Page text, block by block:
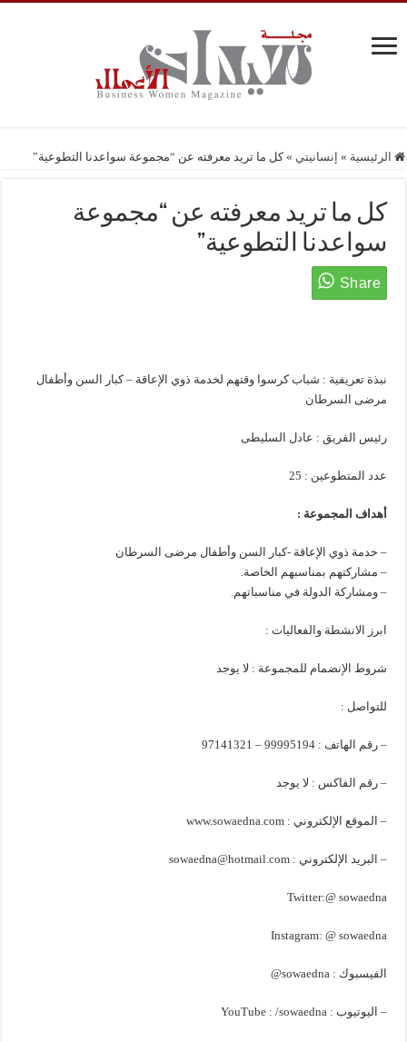
الرئيسية » إنسانيتي » كل ما تريد معرفته عن “مجموعة سواعدنا التطوعية”
كل ما تريد معرفته عن “مجموعة
سواعدنا التطوعية”
نبذة تعريفية : شباب كرسوا وقتهم لخدمة ذوي الإعاقة – كبار السن وأطفال
مرضى السرطان
رئيس الفريق : عادل السليطى
عدد المتطوعين : 25
أهداف المجموعة :
– خدمة ذوي الإعاقة -كبار السن وأطفال مرضى السرطان
– مشاركتهم بمناسبهم الخاصة.
– ومشاركة الدولة في مناسباتهم.
ابرز الانشطة والفعاليات :
شروط الإنضمام للمجموعة : لا يوجد
للتواصل :
– رقم الهاتف : 99995194 – 97141321
– رقم الفاكس : لا يوجد
– الموقع الإلكتروني : www.sowaedna.com
– البريد الإلكتروني : sowaedna@hotmail.com
Twitter:@ sowaedna
Instagram: @ sowaedna
الفيسبوك : sowaedna@
– اليوتيوب : YouTube : /sowaedna